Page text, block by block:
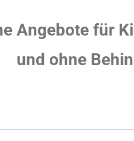
Angebote für
und ohne